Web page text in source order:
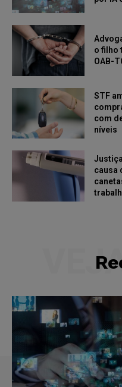
o filho
OAB-
STF
com
níveis
causa